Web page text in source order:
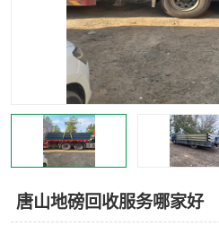
唐山地磅回收服务哪家好
冷却塔
撕碎机
塑料撕碎机